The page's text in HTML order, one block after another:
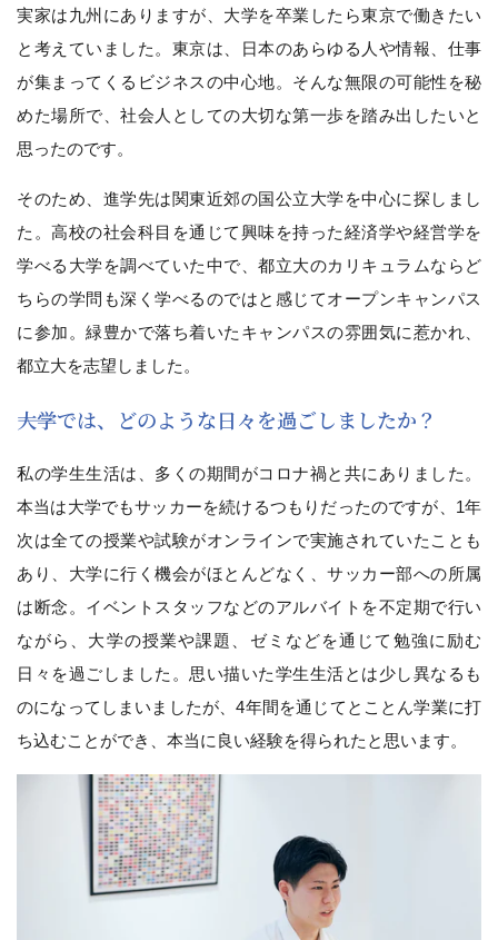
実家は九州にありますが、大学を卒業したら東京で働きたい
と考えていました。東京は、日本のあらゆる人や情報、仕事
が集まってくるビジネスの中心地。そんな無限の可能性を秘
めた場所で、社会人としての大切な第一歩を踏み出したいと
思ったのです。
そのため、進学先は関東近郊の国公立大学を中心に探しまし
た。高校の社会科目を通じて興味を持った経済学や経営学を
学べる大学を調べていた中で、都立大のカリキュラムならど
ちらの学問も深く学べるのではと感じてオープンキャンパス
に参加。緑豊かで落ち着いたキャンパスの雰囲気に惹かれ、
都立大を志望しました。
――大学では、どのような日々を過ごしましたか？
私の学生生活は、多くの期間がコロナ禍と共にありました。
本当は大学でもサッカーを続けるつもりだったのですが、1年
次は全ての授業や試験がオンラインで実施されていたことも
あり、大学に行く機会がほとんどなく、サッカー部への所属
は断念。イベントスタッフなどのアルバイトを不定期で行い
ながら、大学の授業や課題、ゼミなどを通じて勉強に励む
日々を過ごしました。思い描いた学生生活とは少し異なるも
のになってしまいましたが、4年間を通じてとことん学業に打
ち込むことができ、本当に良い経験を得られたと思います。